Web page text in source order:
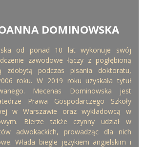
DOMINOWSKA
od ponad 10 lat wykonuje swój
zawodowe łączy z pogłębioną
zdobytą podczas pisania doktoratu,
roku. W 2019 roku uzyskała tytuł
Mecenas Dominowska jest
Prawa Gospodarczego Szkoły
w Warszawie oraz wykładowcą w
Bierze także czynny udział w
adwokackich, prowadząc dla nich
Włada biegle językiem angielskim i